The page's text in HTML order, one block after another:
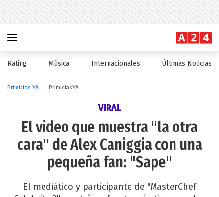
Rating Música Internacionales Últimas Noticias
Primicias YA PrimiciasYA
VIRAL
El video que muestra "la otra
cara" de Alex Caniggia con una
pequeña fan: "Sape"
El mediático y participante de "MasterChef